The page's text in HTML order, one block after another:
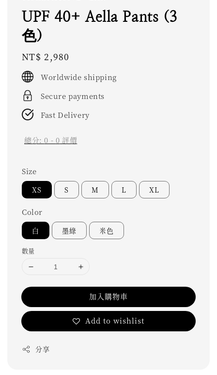
UPF 40+ Aella Pants (3
色)
Regular
price
NT$ 2,980
Worldwide shipping
Secure payments
Fast Delivery
總分:0 - 0 評價
Size
XS S M L XL
Color
白 墨綠 米色
數量
加入購物車
Add to wishlist
分享